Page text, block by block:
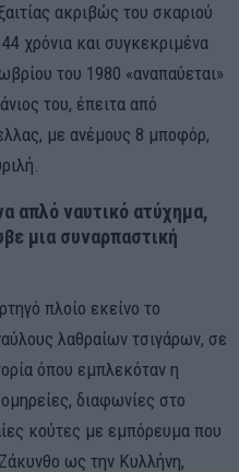
ακριβώς του σκαριού
χρόνια και συγκεκριμένα
του 1980 «αναπαύεται»
του, έπειτα από
με ανέμους 8 μποφόρ,
απλό ναυτικό ατύχημα,
μια συναρπαστική
πλοίο εκείνο το
λαθραίων τσιγάρων, σε
όπου εμπλεκόταν η
διαφωνίες στο
κούτες με εμπόρευμα που
ως την Κυλλήνη,